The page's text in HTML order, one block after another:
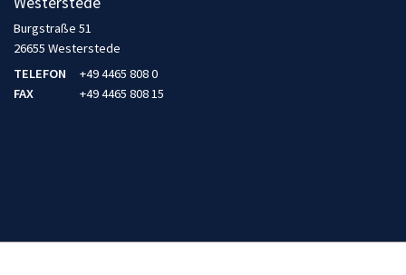
Burgstraße 51
26655 Westerstede
TELEFON
+49 4465 808 0
FAX
+49 4465 808 15